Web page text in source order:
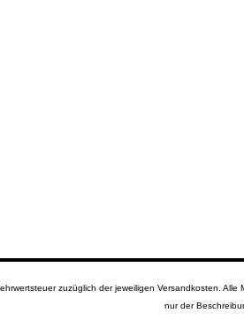
zuzüglich der jeweiligen Versandkosten.
nur der